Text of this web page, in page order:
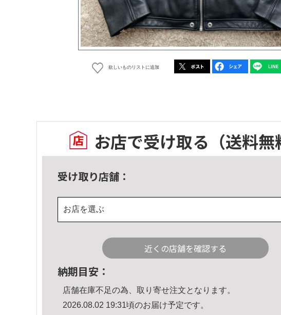
欲しいものリストに追加
お店で受け取る （送料無
受け取り店舗：
お店を選ぶ
近くの店舗を確認する
納期目安：
店舗在庫不足の為、取り寄せ注文となります。
2026.08.02 19:31頃のお届け予定です。